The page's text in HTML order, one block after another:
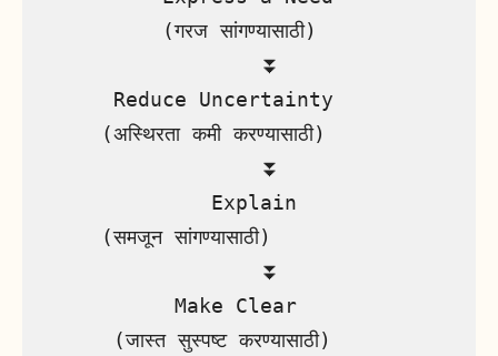
      (जास्त सुस्पष्ट करण्यासाठी)